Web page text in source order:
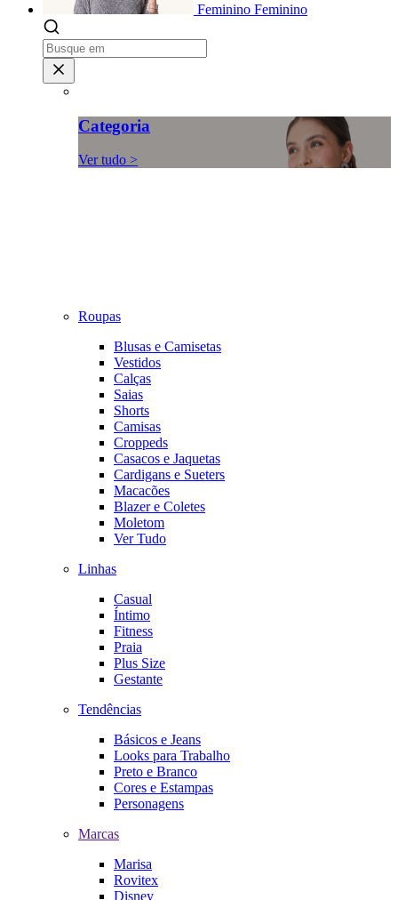
Feminino Feminino
Categoria
Ver tudo >
Roupas
Blusas e Camisetas
Vestidos
Calças
Saias
Shorts
Camisas
Croppeds
Casacos e Jaquetas
Cardigans e Sueters
Macacões
Blazer e Coletes
Moletom
Ver Tudo
Linhas
Casual
Íntimo
Fitness
Praia
Plus Size
Gestante
Tendências
Básicos e Jeans
Looks para Trabalho
Preto e Branco
Cores e Estampas
Personagens
Marcas
Marisa
Rovitex
Disney